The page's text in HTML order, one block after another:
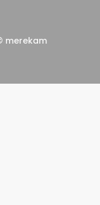
© merekam